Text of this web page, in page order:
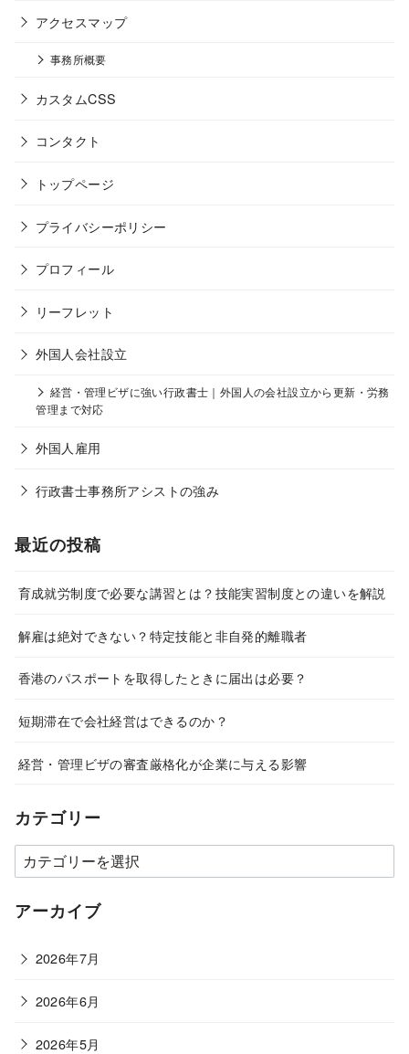
アクセスマップ
事務所概要
カスタムCSS
コンタクト
トップページ
プライバシーポリシー
プロフィール
リーフレット
外国人会社設立
経営・管理ビザに強い行政書士｜外国人の会社設立から更新・労務
管理まで対応
外国人雇用
行政書士事務所アシストの強み
最近の投稿
育成就労制度で必要な講習とは？技能実習制度との違いを解説
解雇は絶対できない？特定技能と非自発的離職者
香港のパスポートを取得したときに届出は必要？
短期滞在で会社経営はできるのか？
経営・管理ビザの審査厳格化が企業に与える影響
カテゴリー
カ
テ
ゴ
ー
アーカイブ
2026年7月
2026年6月
2026年5月